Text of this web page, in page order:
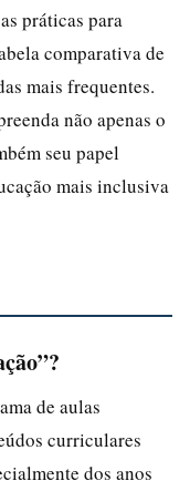
práticas para
comparativa de
mais frequentes.
não apenas o
seu papel
mais inclusiva
de aulas
curriculares
dos anos